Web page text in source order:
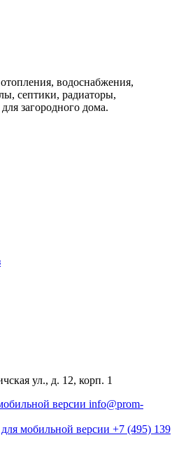
водоснабжения,
септики, радиаторы,
загородного дома.
ул., д. 12, корп. 1
info@prom-
+7 (495) 139